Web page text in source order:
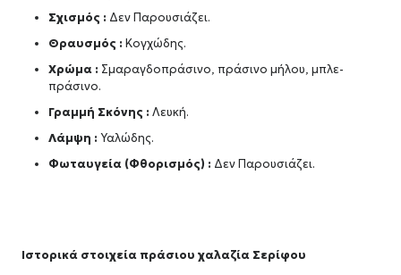
Σχισμός : Δεν Παρουσιάζει.
Θραυσμός : Κογχώδης.
Χρώμα : Σμαραγδοπράσινο, πράσινο μήλου, μπλε-
πράσινο.
Γραμμή Σκόνης : Λευκή.
Λάμψη : Υαλώδης.
Φωταυγεία (Φθορισμός) : Δεν Παρουσιάζει.
Ιστορικά στοιχεία πράσιου χαλαζία Σερίφου